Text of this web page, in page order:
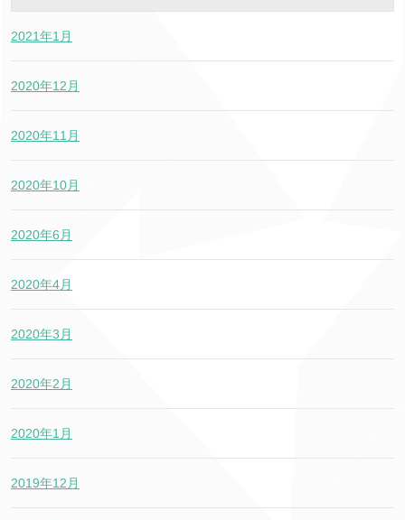
2021年1月
2020年12月
2020年11月
2020年10月
2020年6月
2020年4月
2020年3月
2020年2月
2020年1月
2019年12月